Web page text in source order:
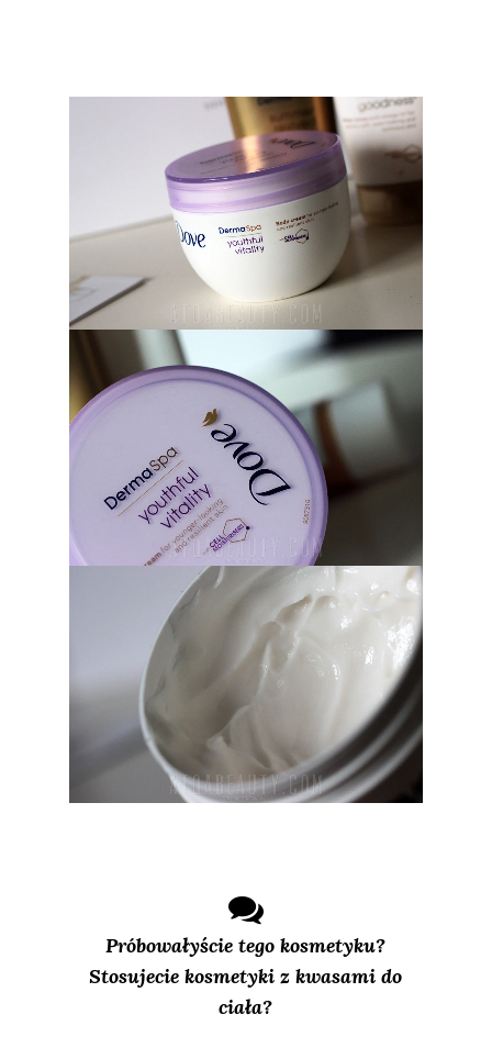
Próbowałyście tego kosmetyku?
Stosujecie kosmetyki z kwasami do
ciała?